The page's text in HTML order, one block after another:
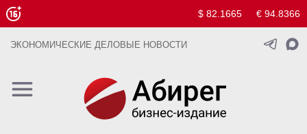
$ 82.1665 € 94.8366
ЭКОНОМИЧЕСКИЕ ДЕЛОВЫЕ НОВОСТИ